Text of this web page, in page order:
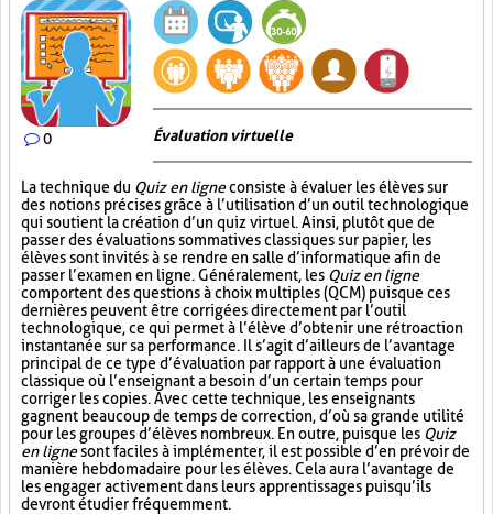
0 Évaluation virtuelle
La technique du Quiz en ligneconsiste à évaluer les élèves sur
des notions précises grâce à l’utilisation d’un outil technologique
qui soutient la création d’un quiz virtuel. Ainsi, plutôt que de
passer des évaluations sommatives classiques sur papier, les
élèves sont invités à se rendre en salle d’informatique afin de
passer l’examen en ligne. Généralement, les Quiz en ligne
comportent des questions à choix multiples (QCM) puisque ces
dernières peuvent être corrigées directement par l’outil
technologique, ce qui permet à l’élève d’obtenir une rétroaction
instantanée sur sa performance. Il s’agit d’ailleurs de l’avantage
principal de ce type d’évaluation par rapport à une évaluation
classique où l’enseignant a besoin d’un certain temps pour
corriger les copies. Avec cette technique, les enseignants
gagnent beaucoup de temps de correction, d’où sa grande utilité
pour les groupes d’élèves nombreux. En outre, puisque les Quiz
en lignesont faciles à implémenter, il est possible d’en prévoir de
manière hebdomadaire pour les élèves. Cela aura l’avantage de
les engager activement dans leurs apprentissages puisqu’ils
devront étudier fréquemment.